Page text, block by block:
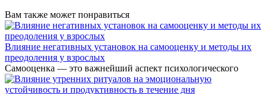
Вам также может понравиться
Влияние негативных установок на самооценку и методы их
преодоления у взрослых
Самооценка — это важнейший аспект психологического